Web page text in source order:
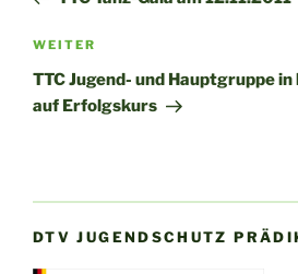
Nächster
Beitrag
WEITER
TTC Jugend- und Hauptgruppe
auf Erfolgskurs
DTV JUGENDSCHUTZ